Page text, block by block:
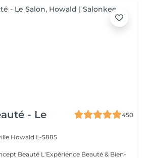
- Le
450
Howald L-5885
Beauté & Bien-